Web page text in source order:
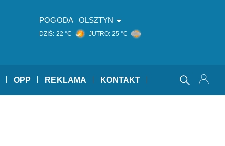
POGODA OLSZTYN
DZIŚ: 22 °C JUTRO: 25 °C
OPP REKLAMA KONTAKT